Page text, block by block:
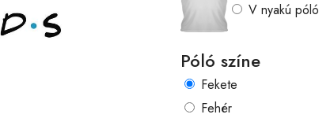
V nyakú póló
Póló színe
Fekete
Fehér